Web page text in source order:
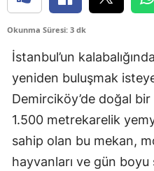
Okunma Süresi: 3 dk
İstanbul’un
yeniden buluşmak
Demirciköy’de doğal
1.500 metrekarelik
sahip olan bu mekan,
hayvanları ve gün